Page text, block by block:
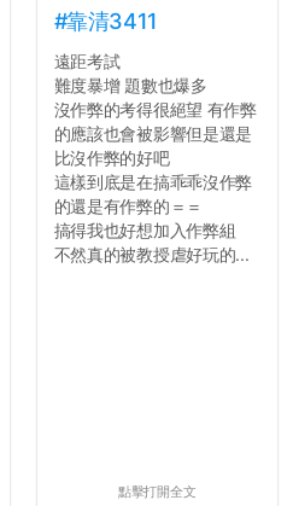
#靠清3411
遠距考試
難度暴增 題數也爆多
沒作弊的考得很絕望 有作弊
的應該也會被影響但是還是
比沒作弊的好吧
這樣到底是在搞乖乖沒作弊
的還是有作弊的＝＝
搞得我也好想加入作弊組
不然真的被教授虐好玩的...
點擊打開全文